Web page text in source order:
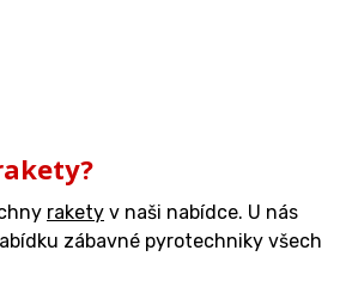
rakety v naši nabídce. U nás
zábavné pyrotechniky všech